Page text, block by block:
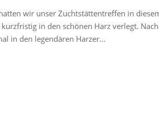
wir unser Zuchtstättentreffen in
in den schönen Harz verlegt.
in den legendären Harzer...